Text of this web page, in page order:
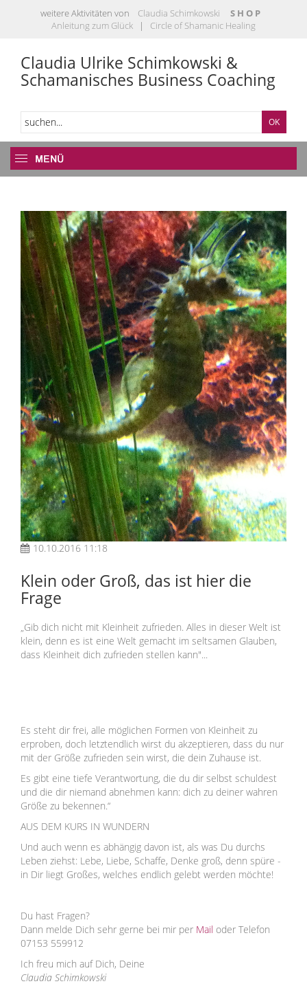
weitere Aktivitäten von Claudia Schimkowski
S H O P
Anleitung zum Glück | Circle of Shamanic Healing
Claudia Ulrike Schimkowski &
Schamanisches Business Coaching
10.10.2016 11:18
Klein oder Groß, das ist hier die
Frage
„Gib dich nicht mit Kleinheit zufrieden. Alles in dieser Welt ist
klein, denn es ist eine Welt gemacht im seltsamen Glauben,
dass Kleinheit dich zufrieden stellen kann"...
Es steht dir frei, alle möglichen Formen von Kleinheit zu
erproben, doch letztendlich wirst du akzeptieren, dass du nur
mit der Größe zufrieden sein wirst, die dein Zuhause ist.
Es gibt eine tiefe Verantwortung, die du dir selbst schuldest
und die dir niemand abnehmen kann: dich zu deiner wahren
Größe zu bekennen.“
AUS DEM KURS IN WUNDERN
Und auch wenn es abhängig davon ist, als was Du durchs
Leben ziehst: Lebe, Liebe, Schaffe, Denke groß, denn spüre -
in Dir liegt Großes, welches endlich gelebt werden möchte!
Du hast Fragen?
Dann melde Dich sehr gerne bei mir per Mail oder Telefon
07153 559912
Ich freu mich auf Dich, Deine
Claudia Schimkowski